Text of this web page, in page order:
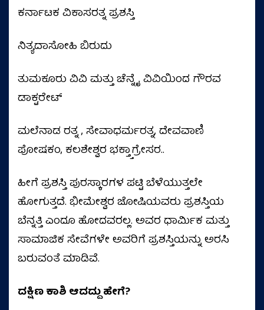
ಕರ್ನಾಟಕ ವಿಕಾಸರತ್ನ ಪ್ರಶಸ್ತಿ
ನಿತ್ಯದಾಸೋಹಿ ಬಿರುದು
ತುಮಕೂರು ವಿವಿ ಮತ್ತು ಚೆನ್ನೈ ವಿವಿಯಿಂದ ಗೌರವ
ಡಾಕ್ಟರೇಟ್
ಮಲೆನಾಡ ರತ್ನ , ಸೇವಾಧರ್ಮರತ್ನ, ದೇವವಾಣಿ
ಪೋಷಕಂ, ಕಲಶೇಶ್ವರ ಭಕ್ತ್ತಾಗ್ರೇಸರ..
ಹೀಗೆ ಪ್ರಶಸ್ತಿ ಪುರಸ್ಕಾರಗಳ ಪಟ್ಟಿ ಬೆಳೆಯುತ್ತಲೇ
ಹೋಗುತ್ತದೆ. ಭೀಮೇಶ್ವರ ಜೋಷಿಯವರು ಪ್ರಶಸ್ತಿಯ
ಬೆನ್ನತ್ತಿ ಎಂದೂ ಹೋದವರಲ್ಲ. ಅವರ ಧಾರ್ಮಿಕ ಮತ್ತು
ಸಾಮಾಜಿಕ ಸೇವೆಗಳೇ ಅವರಿಗೆ ಪ್ರಶಸ್ತಿಯನ್ನು ಅರಸಿ
ಬರುವಂತೆ ಮಾಡಿವೆ.
ದಕ್ಷಿಣ ಕಾಶಿ ಆದದ್ದು ಹೇಗೆ?